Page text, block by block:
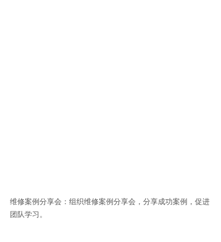
维修案例分享会：组织维修案例分享会，分享成功案例，促进
团队学习。